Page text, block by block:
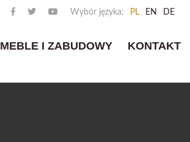
Wybór języka: PL EN DE
MEBLE I ZABUDOWY KONTAKT